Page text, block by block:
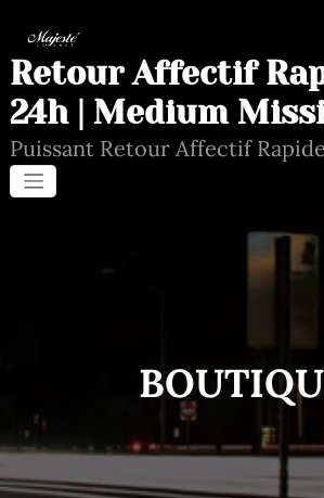
contenu
Retour Affectif
24h | Medium
Puissant Retour Affectif